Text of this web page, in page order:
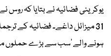
31 میزائل داغے۔ فضائیہ کے
ہونے والے ’سب سے بڑے حملوں